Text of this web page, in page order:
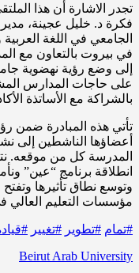
تجدر الاشارة أن هذا
فكرة د. خليل عجينة، مدير
الجامعي في اللغة العربية
في بيروت بالتعاون مع
إلى وضع رؤية نهضوية
على حاجات المدارس
بالشراكة مع الأساتذة
تأتي هذه المبادرة ضمن
أعضاؤها الناشطين إلى
المدرسة كل من موقعه.
انطلاقة برنامج “عين”
وتوسع نطاق تأثيرها وتفتح
مؤسسات التعليم العالي
#تمام #تطوير #تغيير #قيادة
Beirut Arab University